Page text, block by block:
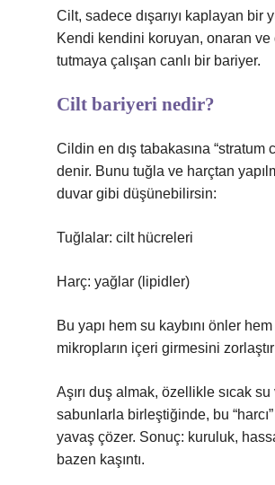
Cilt, sadece dışarıyı kaplayan bir
Kendi kendini koruyan, onaran ve
tutmaya çalışan canlı bir bariyer.
Cilt bariyeri nedir?
Cildin en dış tabakasına “stratum
denir. Bunu tuğla ve harçtan
duvar gibi düşünebilirsin:
Tuğlalar: cilt hücreleri
Harç: yağlar (lipidler)
Bu yapı hem su kaybını önler
mikropların içeri girmesini
Aşırı duş almak, özellikle sıcak su
sabunlarla birleştiğinde, bu
yavaş çözer. Sonuç: kuruluk,
bazen kaşıntı.